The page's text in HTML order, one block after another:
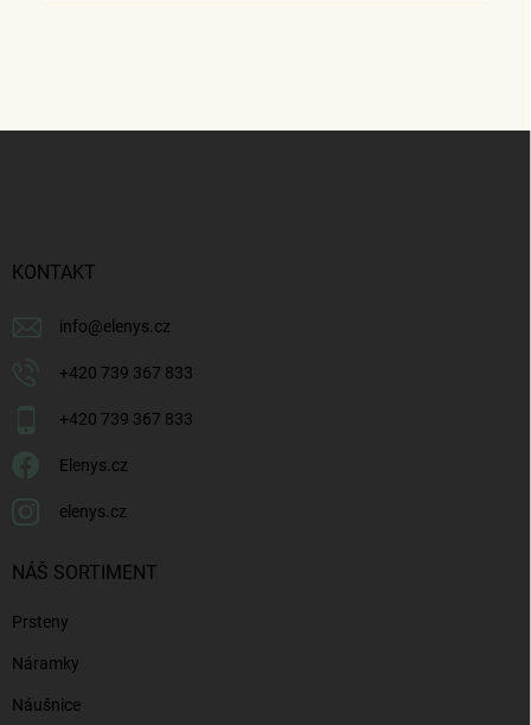
KONTAKT
info@elenys.cz
+420 739 367 833
+420 739 367 833
Elenys.cz
elenys.cz
NÁŠ SORTIMENT
Prsteny
Náramky
Náušnice